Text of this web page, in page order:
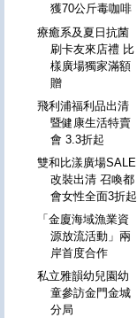
獲70公斤毒咖啡
療癒系及夏日抗菌
刷卡友來店禮 比
樣廣場獨家滿額
贈
飛利浦福利品出清
暨健康生活特賣
會 3.3折起
雙和比漾廣場SALE
改裝出清 召喚都
會女性全面3折起
「金廈海域漁業資
源放流活動」兩
岸首度合作
私立雅韻幼兒園幼
童參訪金門金城
分局